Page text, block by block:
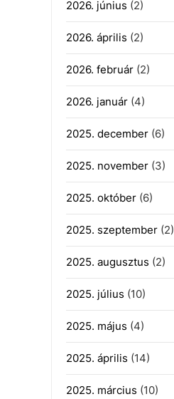
2026. június (2)
2026. április (2)
2026. február(2)
2026. január(4)
2025. december(6)
2025. november(3)
2025. október(6)
2025. szeptember(2)
2025. augusztus (2)
2025. július (10)
2025. május (4)
2025. április (14)
2025. március (10)